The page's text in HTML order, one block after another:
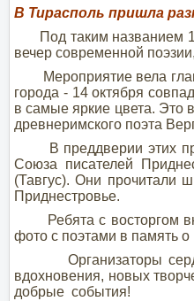
В Тирасполь пришла
Под таким названием
вечер современной
Мероприятие вела
города - 14 октября
в самые яркие цвета. Это
древнеримского поэта
В преддверии этих
Союза писателей
(Тавгус). Они прочитали
Приднестровье.
Ребята с восторгом
фото с поэтами в память о
Организаторы
вдохновения, новых
добрые события!